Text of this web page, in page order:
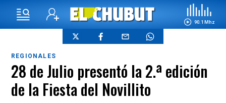
90.1 Mhz
REGIONALES
28 de Julio presentó la 2.ª edición
de la Fiesta del Novillito